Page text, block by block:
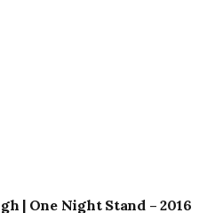
| One Night Stand – 2016